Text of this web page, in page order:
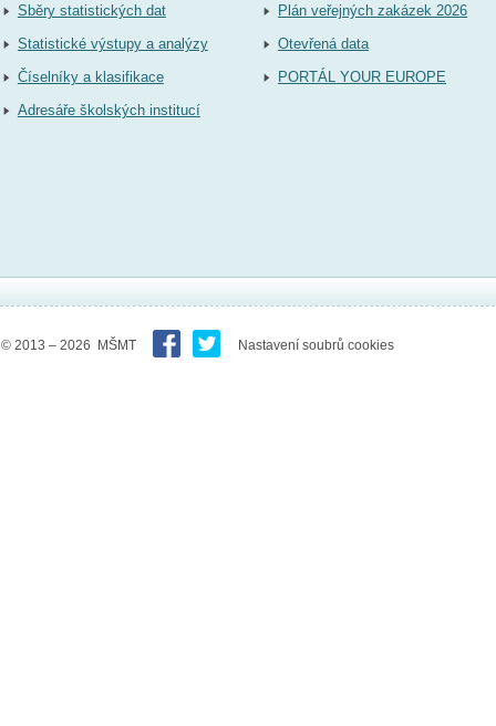
Sběry statistických dat
Statistické výstupy a analýzy
Číselníky a klasifikace
Adresáře školských institucí
Plán veřejných zakázek 2026
Otevřená data
PORTÁL YOUR EUROPE
© 2013 – 2026 MŠMT Nastavení soubrů cookies